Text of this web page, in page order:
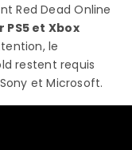
Red Dead Online
PS5 et Xbox
le
restent requis
et Microsoft.